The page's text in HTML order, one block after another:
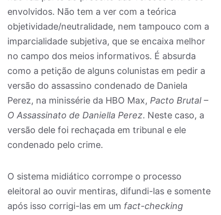
envolvidos. Não tem a ver com a teórica
objetividade/neutralidade, nem tampouco com a
imparcialidade subjetiva, que se encaixa melhor
no campo dos meios informativos. É absurda
como a petição de alguns colunistas em pedir a
versão do assassino condenado de Daniela
Perez, na minissérie da HBO Max, Pacto Brutal –
O Assassinato de Daniella Perez. Neste caso, a
versão dele foi rechaçada em tribunal e ele
condenado pelo crime.
O sistema midiático corrompe o processo
eleitoral ao ouvir mentiras, difundi-las e somente
após isso corrigi-las em um fact-checking